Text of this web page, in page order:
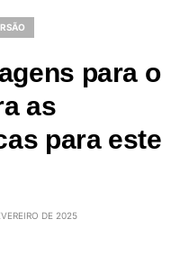
para o
as
para este
DE 2025